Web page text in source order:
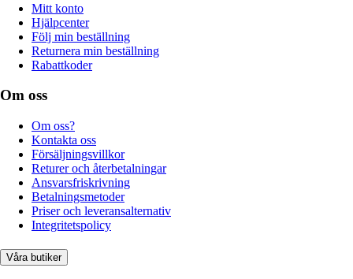
Mitt konto
Hjälpcenter
Följ min beställning
Returnera min beställning
Rabattkoder
Om oss
Om oss?
Kontakta oss
Försäljningsvillkor
Returer och återbetalningar
Ansvarsfriskrivning
Betalningsmetoder
Priser och leveransalternativ
Integritetspolicy
Våra butiker